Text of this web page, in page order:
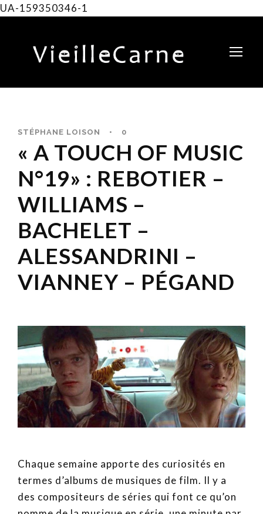
UA-159350346-1
STÉPHANE LOISON • 0
« A TOUCH OF MUSIC
N°19» : REBOTIER –
WILLIAMS –
BACHELET –
ALESSANDRINI –
VIANNEY – PÉGAND
Chaque semaine apporte des curiosités en
termes d’albums de musiques de film. Il y a
des compositeurs de séries qui font ce qu’on